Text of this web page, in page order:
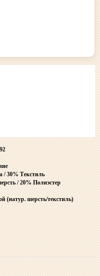
/ 30% Текстиль
/ 20% Полиэстер
(натур. шерсть/текстиль)